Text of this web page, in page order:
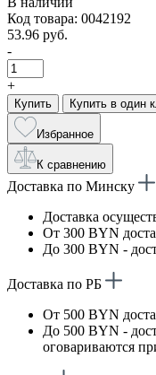
Код товара: 0042192
53.96 руб.
-
+
Купить Купить в один
Избранное
К сравнению
Доставка по Минску
Доставка
От 300 BYN
До 300 BYN -
Доставка по РБ
От 500 BYN
До 500 BYN -
оговариваются